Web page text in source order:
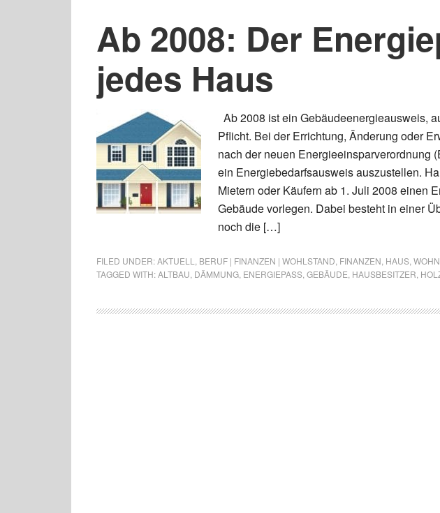
Ab 2008: Der
jedes Haus
Ab 2008 ist ein Gebäudeenergieausweis,
Pflicht. Bei der Errichtung, Änderung oder
nach der neuen Energieeinsparverordnung
ein Energiebedarfsausweis auszustellen.
Mietern oder Käufern ab 1. Juli 2008 einen
Gebäude vorlegen. Dabei besteht in einer
noch die […]
FILED UNDER:AKTUELL BERUF | FINANZEN | WOHLSTAND FINANZEN HAUS
TAGGED WITH:ALTBAU DÄMMUNG ENERGIEPASS GEBÄUDE HAUSBESITZER